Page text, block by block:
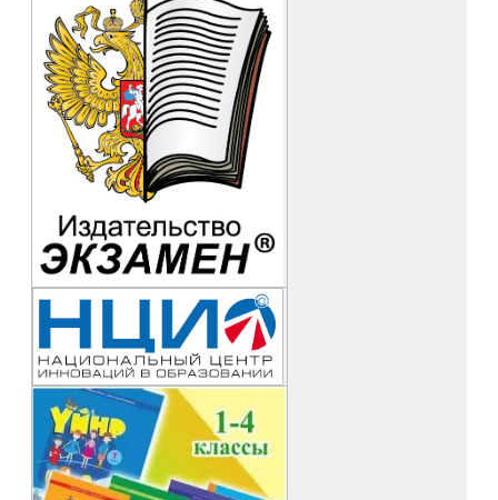
Санджиевой М,И., учителя русского языка и литературы
Алцынхутинская СОШ . ( «Эссе-как жанр ученического
сочинения и не только…», Учителей Кетченеровская
гимнази: Обшиевой Г.М. («Организация образовательного
пространства для воспитания и развития школьников
старшей школы»), Шевелевой В.Б., учителя химии
(«Подготовка и выполнение практической части ОГЭ по
химии») были высоко оценены участниками семинара.
В рамках мастер-класса, проведенного учителем родного
языка Кетченеровской многопрофильная гимназии Т.Н.
Китаевой, была презентована авторская программа по
внеурочной деятельности в 5-11 классах в направлении
«Духовно-нравственное воспитание». Основой программы
послужили элементы нематериального наследия калмыков:
пословицы и поговорки, загадки, песни, традиции и обряды,
изучение элементов быта народа. В процессе внеурочных
занятий, тематика которых выстроена с учетом возрастных
особенностей развития подростков, ученики овладевают
основами культуры народа, что является важной
составляющей частью воспитательного процесса. Авторская
программа Т.Н. Китаевой, может быть предложена для
широкого использования в школах нашей республики.